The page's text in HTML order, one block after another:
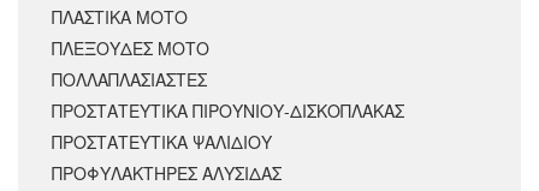
ΠΛΑΣΤΙΚΑ ΜΟΤΟ
ΠΛΕΞΟΥΔΕΣ ΜΟΤΟ
ΠΟΛΛΑΠΛΑΣΙΑΣΤΕΣ
ΠΡΟΣΤΑΤΕΥΤΙΚΑ ΠΙΡΟΥΝΙΟΥ-ΔΙΣΚΟΠΛΑΚΑΣ
ΠΡΟΣΤΑΤΕΥΤΙΚΑ ΨΑΛΙΔΙΟΥ
ΠΡΟΦΥΛΑΚΤΗΡΕΣ ΑΛΥΣΙΔΑΣ